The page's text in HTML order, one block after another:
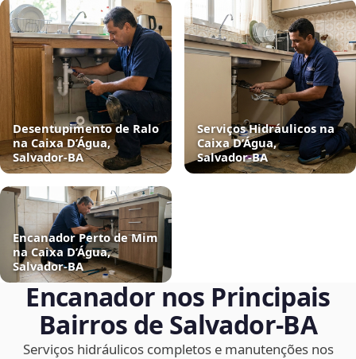
Desentupimento de Ralo
na Caixa D’Água,
Salvador‑BA
Serviços Hidráulicos na
Caixa D’Água,
Salvador‑BA
Encanador Perto de Mim
na Caixa D’Água,
Salvador‑BA
Encanador nos Principais
Bairros de Salvador‑BA
Serviços hidráulicos completos e manutenções nos